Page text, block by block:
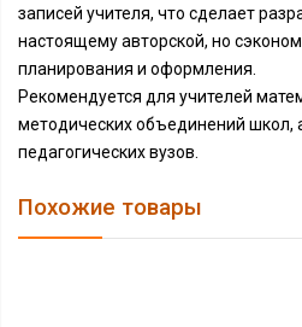
записей учителя, что сделает
настоящему авторской, но
планирования и оформления.
Рекомендуется для учителей
методических объединений школ,
педагогических вузов.
Похожие товары